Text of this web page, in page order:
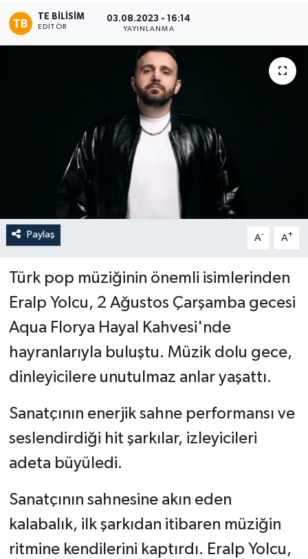
TE BILISIM
EDITÖR
03.08.2023 - 16:14
YAYINLANMA
Paylaş A- A+
Türk pop müziğinin önemli isimlerinden
Eralp Yolcu, 2 Ağustos Çarşamba gecesi
Aqua Florya Hayal Kahvesi'nde
hayranlarıyla buluştu. Müzik dolu gece,
dinleyicilere unutulmaz anlar yaşattı.
Sanatçının enerjik sahne performansı ve
seslendirdiği hit şarkılar, izleyicileri
adeta büyüledi.
Sanatçının sahnesine akın eden
kalabalık, ilk şarkıdan itibaren müziğin
ritmine kendilerini kaptırdı. Eralp Yolcu,